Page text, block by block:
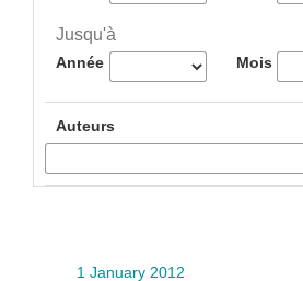
Jusqu'à
Année Mois
Auteurs
1 January 2012